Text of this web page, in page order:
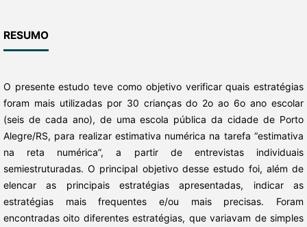
RESUMO
O presente estudo teve como objetivo verificar quais estratégias
foram mais utilizadas por 30 crianças do 2o ao 6o ano escolar
(seis de cada ano), de uma escola pública da cidade de Porto
Alegre/RS, para realizar estimativa numérica na tarefa “estimativa
na reta numérica”, a partir de entrevistas individuais
semiestruturadas. O principal objetivo desse estudo foi, além de
elencar as principais estratégias apresentadas, indicar as
estratégias mais frequentes e/ou mais precisas. Foram
encontradas oito diferentes estratégias, que variavam de simples